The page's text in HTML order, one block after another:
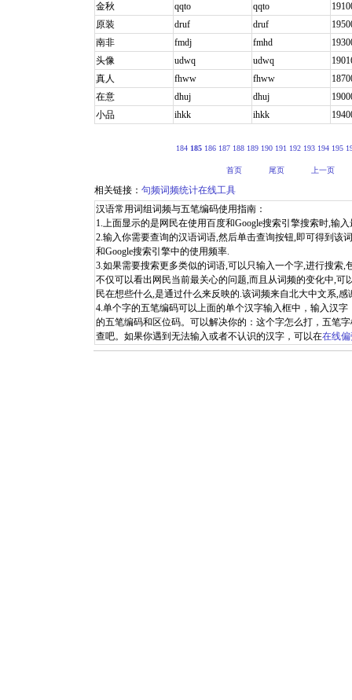
金秋
qqto qqto
原装
druf druf
南非
fmdj fmhd
头像
udwq udwq
真人
fhww fhww
在意
dhuj dhuj
小品
ihkk ihkk
184 185 186 187 188 189 190 191 192 193 194 195
首页 尾页 上一页
相关链接： 句频词频统计在线工具
汉语常用词组词频与五笔编码使用指南：
1.上面显示的是网民在使用百度和Google搜索引擎搜索时,输
2.输入你需要查询的汉语词语,然后单击查询按钮,即可得到该
和Google搜索引擎中的使用频率.
3.如果需要搜索更多类似的词语,可以只输入一个字,进行搜索
不仅可以看出网民当前最关心的问题,而且从词频的变化中,
民在想些什么,是通过什么来反映的.该词频来自北大中文系,
4.单个字的五笔编码可以上面的单个汉字输入框中，输入汉
的五笔编码和区位码。可以解决你的：这个字怎么打，五笔
查吧。如果你遇到无法输入或者不认识的汉字，可以在在线